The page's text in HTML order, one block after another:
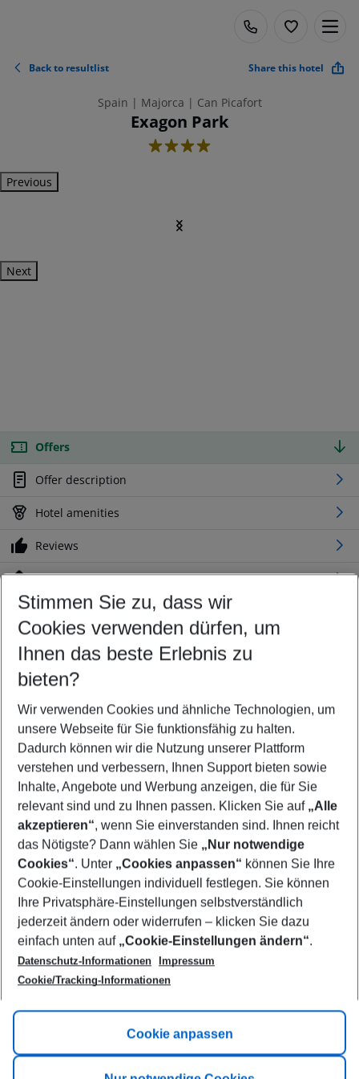
Back to resultlist Share this hotel
Spain | Majorca | Can Picafort
Exagon Park
4
Previous
Next
Offers
Offer description
Hotel amenities
Reviews
Location
Customize your offer
Find the perfect deal which suits your best
Your departure airport
Any airport
Select your date range
11/08/26–09/08/27 5-8 nights
Who will travel
2 adults No children
Show more filter
Footer
Footer navigation
Title A
Link A
Stimmen Sie zu, dass wir
Cookies verwenden dürfen, um
Ihnen das beste Erlebnis zu
bieten?
Wir verwenden Cookies und ähnliche Technologien, um
unsere Webseite für Sie funktionsfähig zu halten.
Dadurch können wir die Nutzung unserer Plattform
verstehen und verbessern, Ihnen Support bieten sowie
Inhalte, Angebote und Werbung anzeigen, die für Sie
relevant sind und zu Ihnen passen. Klicken Sie auf „Alle
akzeptieren“, wenn Sie einverstanden sind. Ihnen reicht
das Nötigste? Dann wählen Sie „Nur notwendige
Cookies“. Unter „Cookies anpassen“ können Sie Ihre
Cookie-Einstellungen individuell festlegen. Sie können
Ihre Privatsphäre-Einstellungen selbstverständlich
jederzeit ändern oder widerrufen – klicken Sie dazu
einfach unten auf „Cookie-Einstellungen ändern“.
Datenschutz-Informationen
Impressum
Cookie/Tracking-Informationen
Cookie anpassen